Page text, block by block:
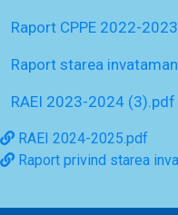
Raport CPPE 2022-
Raport starea
RAEI 2023-2024 (3).pdf
RAEI 2024-2025.pdf
Raport privind starea